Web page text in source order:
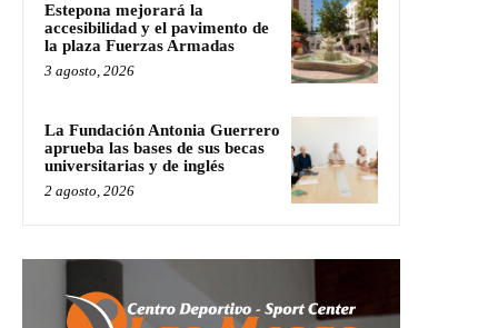
Estepona mejorará la
accesibilidad y el pavimento de
la plaza Fuerzas Armadas
3 agosto, 2026
La Fundación Antonia Guerrero
aprueba las bases de sus becas
universitarias y de inglés
2 agosto, 2026